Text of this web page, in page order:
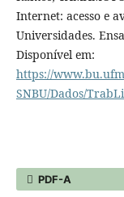
Internet: acesso e
Universidades.
Disponível em:
https://
SNBU/Dados/
PDF-A